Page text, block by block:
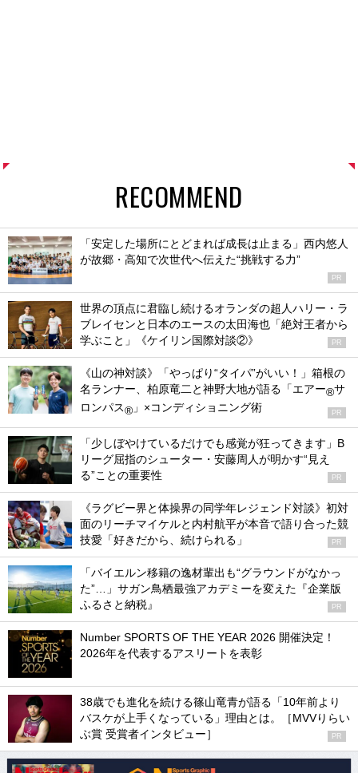
RECOMMEND
「安定した場所にとどまれば成長は止まる」西内悠人
が故郷・高知で次世代へ伝えた“挑戦する力”
PR
世界の頂点に君臨し続けるオランダの超人ハリー・ラ
ブレイセンと日本のエースの太田海也「絶対王者から
学ぶこと」《ケイリン国際対談②》
PR
《山の神対談》「やっぱり“タイパ”がいい！」箱根の
名ランナー、柏原竜二と神野大地が語る「エアー®サ
ロンパス® 」×コンディショニング術 PR
「少しぼやけているだけでも感覚が狂ってきます」B
リーグ屈指のシューター・安藤周人が明かす“見え
る”ことの重要性
PR
《ラグビー界と体操界の同学年レジェンド対談》初対
面のリーチマイケルと内村航平が本音で語り合った競
技愛「好きだから、続けられる」
PR
「バイエルン移籍の逸材輩出も“グラウンドがなかっ
た”…」サガン鳥栖最強アカデミーを変えた『企業版
ふるさと納税』
PR
Number SPORTS OF THE YEAR 2026 開催決定！
2026年を代表するアスリートを表彰
38歳でも進化を続ける篠山竜青が語る「10年前より
バスケが上手くなっている」理由とは。［MVVりらい
ぶ賞 受賞者インタビュー］
PR